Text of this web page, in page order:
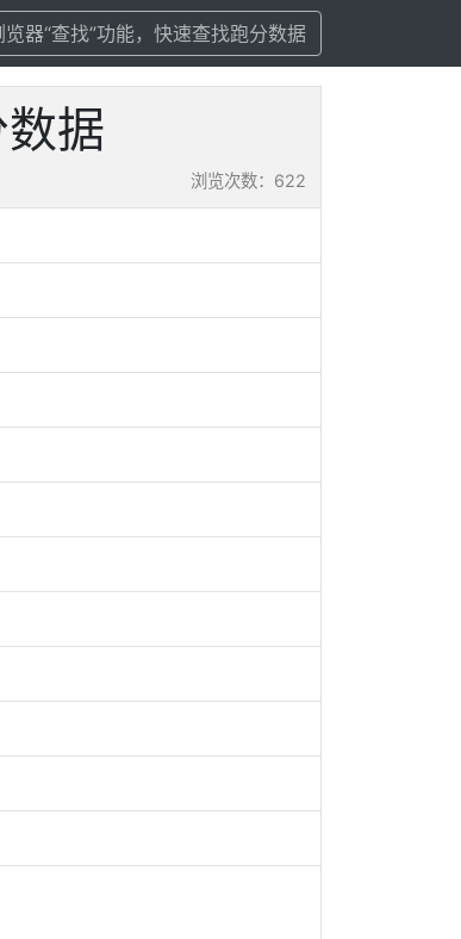
器“查找”功能，快速查找跑分数据
据
浏览次数：622